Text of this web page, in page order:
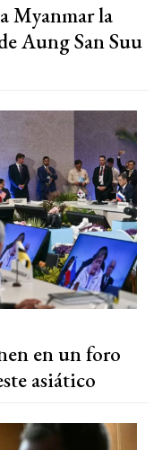
Myanmar la
Aung San Suu
en un foro
asiático